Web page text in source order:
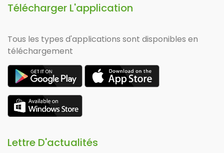
Télécharger L'application
Tous les types d'applications sont disponibles en
téléchargement
Lettre D'actualités